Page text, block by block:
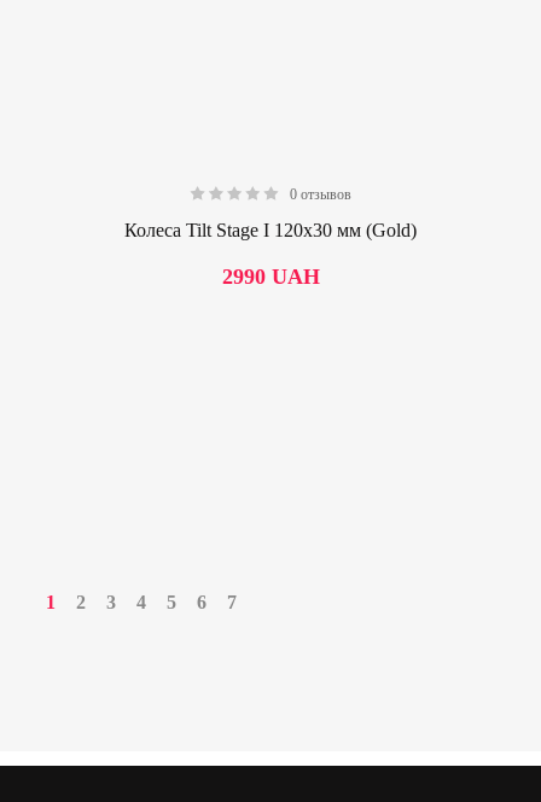
0 отзывов
Колеса Tilt Stage I 120х30 мм (Gold)
2990 UAH
1 2 3 4 5 6 7